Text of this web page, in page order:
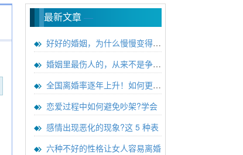
最新文章—
好好的婚姻，为什么慢慢变得无话
婚姻里最伤人的，从来不是争吵，而
全国离婚率逐年上升！如何更好的
恋爱过程中如何避免吵架?学会
感情出现恶化的现象?这 5 种表
六种不好的性格让女人容易离婚